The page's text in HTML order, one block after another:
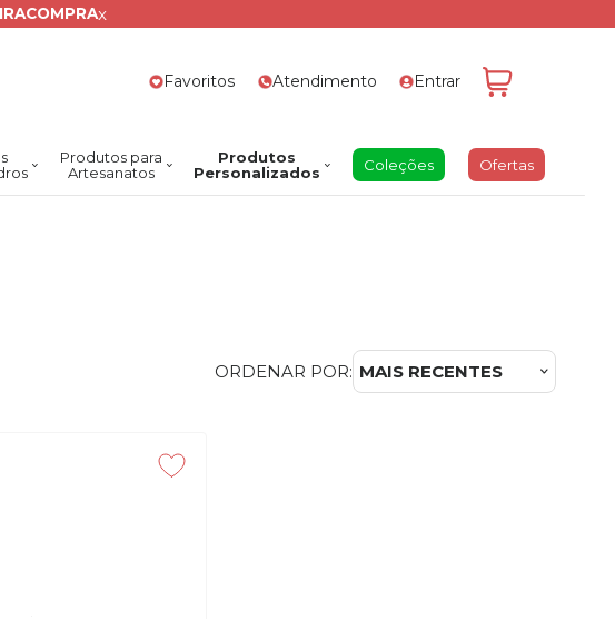
x
Favoritos Atendimento Entrar
Produtos para
Artesanatos
Produtos
Personalizados
Coleções Ofertas
ORDENAR POR: MAIS RECENTES